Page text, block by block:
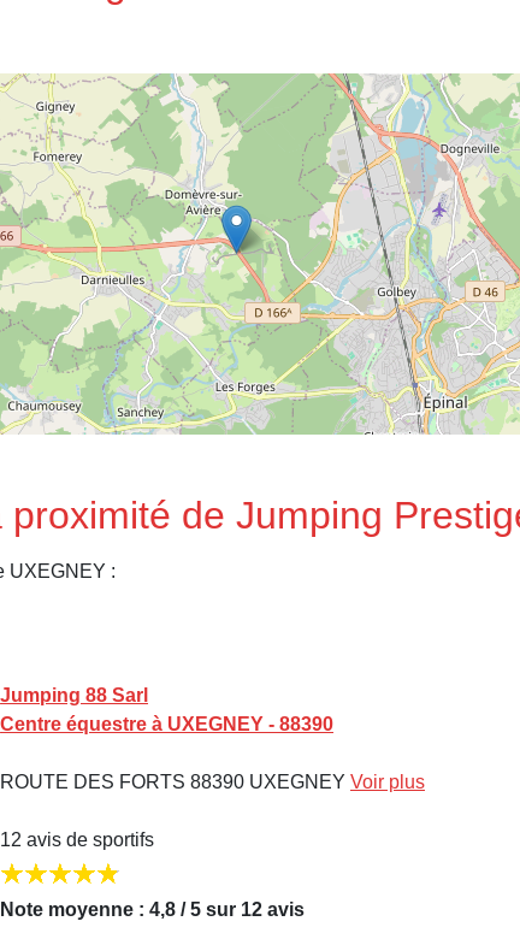
de Jumping
UXEGNEY :
Jumping 88 Sarl
Centre équestre à UXEGNEY - 88390
ROUTE DES FORTS 88390 UXEGNEY Voir plus
12 avis de sportifs
Note moyenne : 4,8 / 5 sur 12 avis